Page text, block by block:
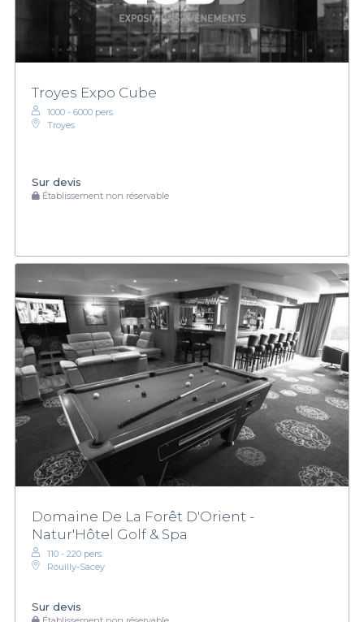
Troyes Expo Cube
1000 - 6000 pers.
Troyes
Sur devis
Établissement non réservable
Domaine De La Forêt D'Orient -
Natur'Hôtel Golf & Spa
110 - 220 pers.
Rouilly-Sacey
Sur devis